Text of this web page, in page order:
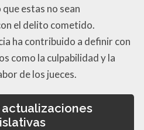
estas no sean
el delito cometido.
ha contribuido a definir con
como la culpabilidad y la
de los jueces.
actualizaciones